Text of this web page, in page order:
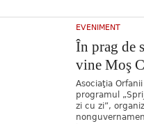
EVENIMENT
În prag de
vine Moş
Asociaţia
programul
zi cu zi”,